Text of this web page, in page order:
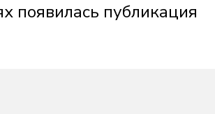
появилась публикация